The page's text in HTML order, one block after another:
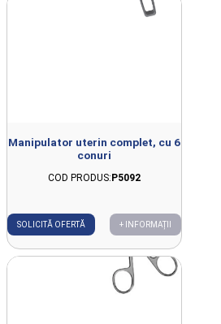
Produse din clasa Obs/
Manipulator uterin complet, cu 6
conuri
COD PRODUS: P5092
SOLICITĂ OFERTĂ + INFORMAȚII